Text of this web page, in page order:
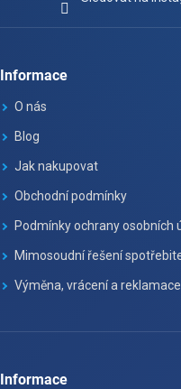
Informace
O nás
Blog
Jak nakupovat
Obchodní podmínky
Podmínky ochrany osobních
Mimosoudní řešení
Výměna, vrácení a
Informace